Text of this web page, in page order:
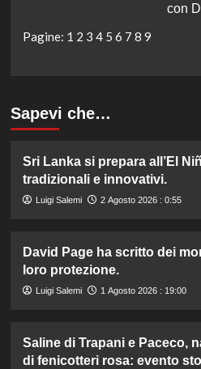
con
Pagine: 1 2 3 4 5 6 7 8 9
Sapevi che…
Sri Lanka si prepara all’El
tradizionali e innovativi.
Luigi Salemi 2 Agosto 2026 : 0:55
David Page ha scritto dei
loro protezione.
Luigi Salemi 1 Agosto 2026 : 19:00
Saline di Trapani e Paceco,
di fenicotteri rosa: evento